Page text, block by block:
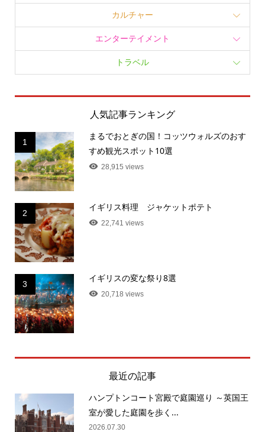
カルチャー
エンターテイメント
トラベル
人気記事ランキング
1
まるでおとぎの国！コッツウォルズのおす
すめ観光スポット10選
28,915 views
2
イギリス料理 ジャケットポテト
22,741 views
3
イギリスの変な祭り8選
20,718 views
最近の記事
ハンプトンコート宮殿で庭園巡り ～英国王
室が愛した庭園を歩く...
2026.07.30